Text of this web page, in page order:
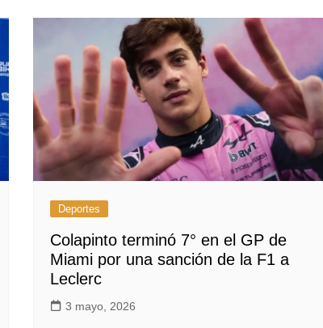
Deportes
Colapinto terminó 7° en el GP de
Miami por una sanción de la F1 a
Leclerc
3 mayo, 2026